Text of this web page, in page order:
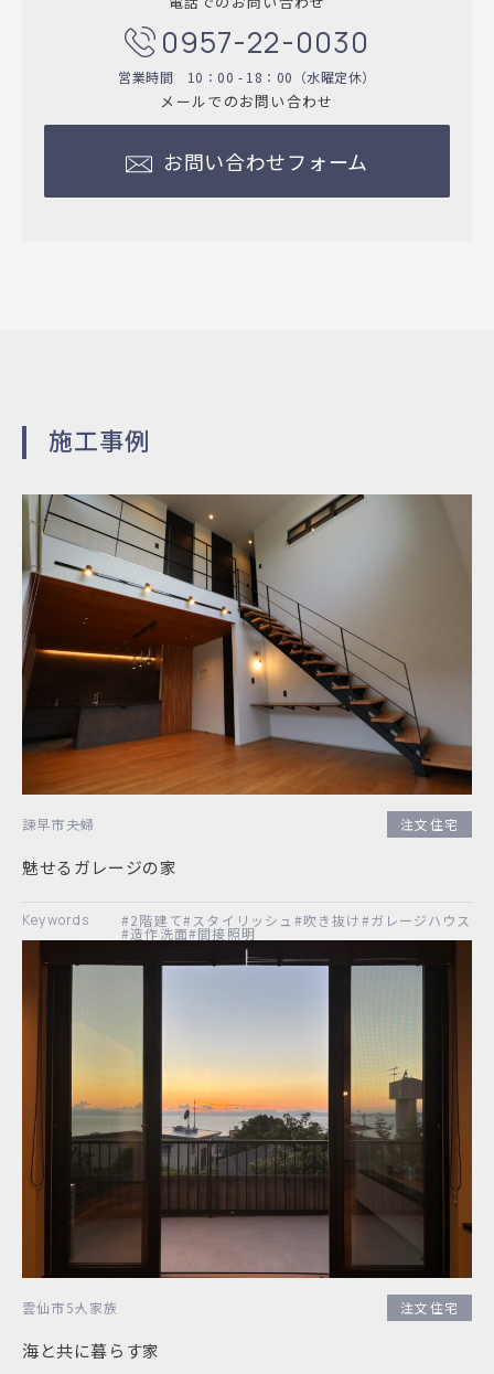
0957-22-0030
営業時間 10：00 - 18：00（水曜定休）
メールでのお問い合わせ
お問い合わせフォーム
施工事例
諫早市夫婦 注文住宅
魅せるガレージの家
#2階建て#スタイリッシュ #吹き抜け#ガレージハウス
#造作洗面#間接照明
雲仙市5人家族 注文住宅
海と共に暮らす家